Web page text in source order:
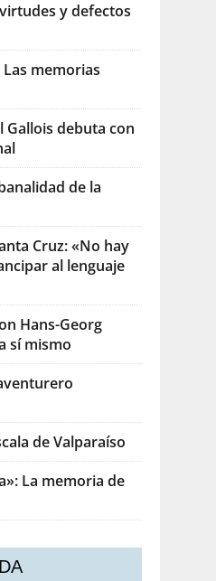
y defectos
memorias
Gallois debuta con
de la
Cruz: «No hay
al lenguaje
Hans-Georg
sí mismo
de Valparaíso
La memoria de